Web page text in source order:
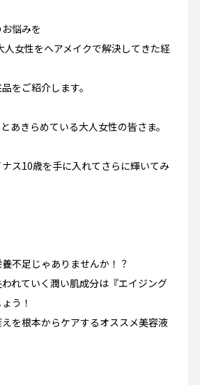
悩みを
人女性をヘアメイクで解決してきた経
をご紹介します。
あきらめている大人女性の皆さま。
ス10歳を手に入れてさらに輝いてみ
不足じゃありませんか！？
れていく潤い肌成分は『エイジング
う！
を根本からケアするオススメ美容液